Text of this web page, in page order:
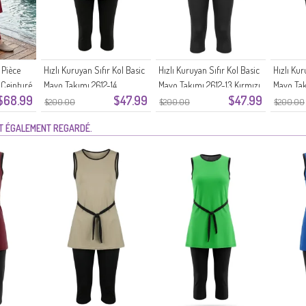
Cuite
$200.00 $47.99
Hızlı Kuruyan Sıfır Kol Basic
Mayo Takımı 2612-14
Turkuaz
$200.00 $47.99
Hızlı Kuruyan Sıfır Kol Basic
Mayo Takımı 2612-13 Kırmızı
$200.00
Hızlı
Mayo
ÉGALEMENT REGARDÉ.